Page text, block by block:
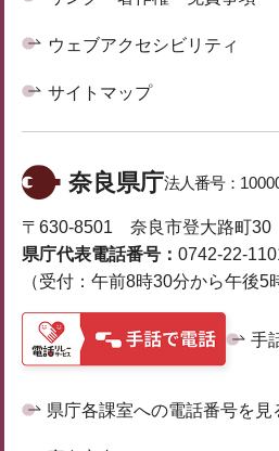
ウェブアクセシビリティ
サイトマップ
奈良県庁法人番号：
〒630-8501 奈良市登大路町30
県庁代表電話番号： 0742-22-
（受付：午前8時30分から午後5
手
県庁各課室への電話番号を見